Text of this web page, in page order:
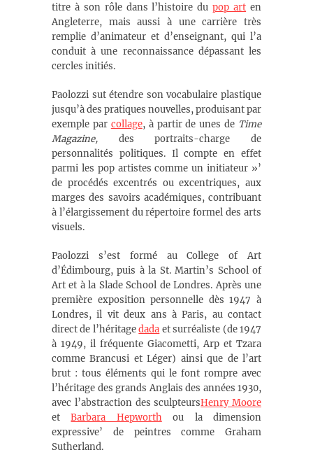
titre à son rôle dans l’histoire dupop art en
Angleterre, mais aussi à une carrière très
remplie d’animateur et d’enseignant, qui l’a
conduit à une reconnaissance dépassant les
cercles initiés.
Paolozzi sut étendre son vocabulaire plastique
jusqu’à des pratiques nouvelles, produisant par
exemple par collage, à partir de unes de Time
Magazine, des portraits-charge de
personnalités politiques. Il compte en effet
parmi les pop artistes comme un initiateur »’
de procédés excentrés ou excentriques, aux
marges des savoirs académiques, contribuant
à l’élargissement du répertoire formel des arts
visuels.
Paolozzi s’est formé au College of Art
d’Édimbourg, puis à la St. Martin’s School of
Art et à la Slade School de Londres. Après une
première exposition personnelle dès 1947 à
Londres, il vit deux ans à Paris, au contact
direct de l’héritagedada et surréaliste (de 1947
à 1949, il fréquente Giacometti, Arp et Tzara
comme Brancusi et Léger) ainsi que de l’art
brut : tous éléments qui le font rompre avec
l’héritage des grands Anglais des années 1930,
avec l’abstraction des sculpteursHenry Moore
etBarbara Hepworthou la dimension
expressive’ de peintres comme Graham
Sutherland.